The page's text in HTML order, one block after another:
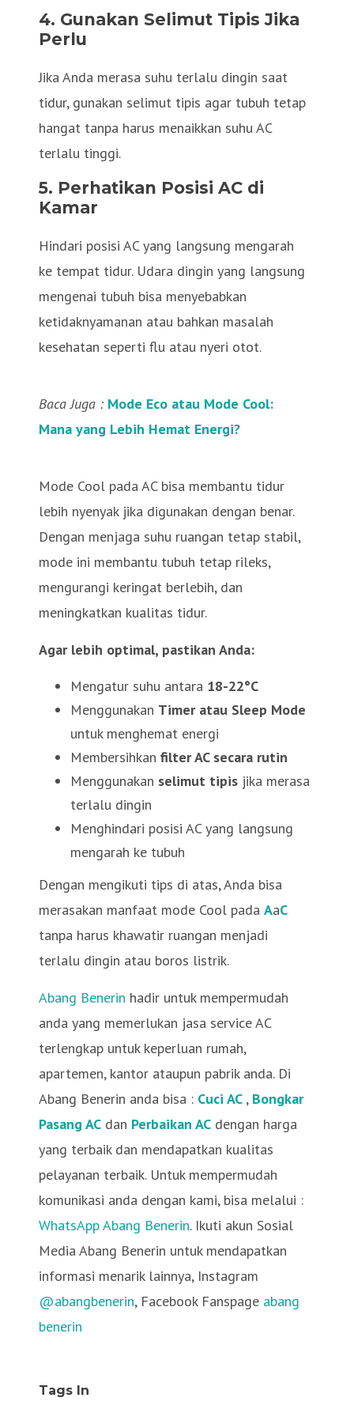
4. Gunakan Selimut Tipis Jika
Perlu
Jika Anda merasa suhu terlalu dingin saat
tidur, gunakan selimut tipis agar tubuh tetap
hangat tanpa harus menaikkan suhu AC
terlalu tinggi.
5. Perhatikan Posisi AC di
Kamar
Hindari posisi AC yang langsung mengarah
ke tempat tidur. Udara dingin yang langsung
mengenai tubuh bisa menyebabkan
ketidaknyamanan atau bahkan masalah
kesehatan seperti flu atau nyeri otot.
Baca Juga : Mode Eco atau Mode Cool:
Mana yang Lebih Hemat Energi?
Mode Cool pada AC bisa membantu tidur
lebih nyenyak jika digunakan dengan benar.
Dengan menjaga suhu ruangan tetap stabil,
mode ini membantu tubuh tetap rileks,
mengurangi keringat berlebih, dan
meningkatkan kualitas tidur.
Agar lebih optimal, pastikan Anda:
Mengatur suhu antara 18-22°C
Menggunakan Timer atau Sleep Mode
untuk menghemat energi
Membersihkan filter AC secara rutin
Menggunakan selimut tipis jika merasa
terlalu dingin
Menghindari posisi AC yang langsung
mengarah ke tubuh
Dengan mengikuti tips di atas, Anda bisa
merasakan manfaat mode Cool pada AaC
tanpa harus khawatir ruangan menjadi
terlalu dingin atau boros listrik.
Abang Benerin hadir untuk mempermudah
anda yang memerlukan jasa service AC
terlengkap untuk keperluan rumah,
apartemen, kantor ataupun pabrik anda. Di
Abang Benerin anda bisa : Cuci AC , Bongkar
Pasang AC dan Perbaikan AC dengan harga
yang terbaik dan mendapatkan kualitas
pelayanan terbaik. Untuk mempermudah
komunikasi anda dengan kami, bisa melalui :
WhatsApp Abang Benerin. Ikuti akun Sosial
Media Abang Benerin untuk mendapatkan
informasi menarik lainnya, Instagram
@abangbenerin, Facebook Fanspage abang
benerin
Tags In